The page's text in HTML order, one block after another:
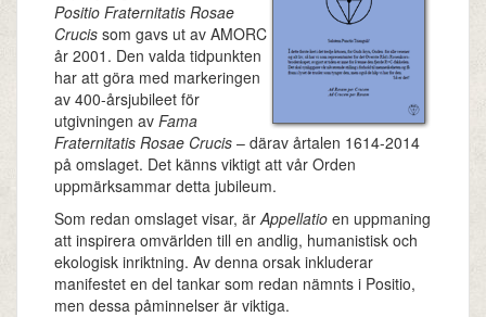
Positio Fraternitatis Rosae
Crucis som gavs ut av AMORC
år 2001. Den valda tidpunkten
har att göra med markeringen
av 400-årsjubileet för
utgivningen av Fama
Fraternitatis Rosae Crucis – därav årtalen 1614-2014
på omslaget. Det känns viktigt att vår Orden
uppmärksammar detta jubileum.
Som redan omslaget visar, ärAppellatio en uppmaning
att inspirera omvärlden till en andlig, humanistisk och
ekologisk inriktning. Av denna orsak inkluderar
manifestet en del tankar som redan nämnts i Positio,
men dessa påminnelser är viktiga.